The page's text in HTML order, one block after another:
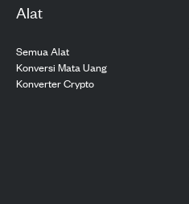
Alat
Semua Alat
Konversi Mata Uang
Konverter Crypto